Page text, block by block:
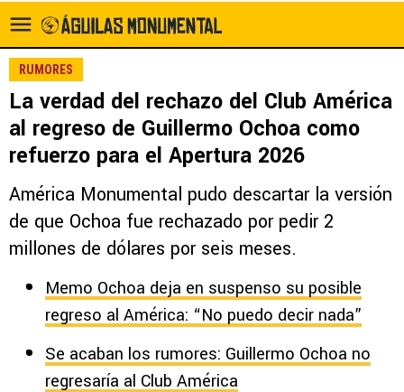
RUMORES
La verdad del rechazo del Club América
al regreso de Guillermo Ochoa como
refuerzo para el Apertura 2026
América Monumental pudo descartar la versión
de que Ochoa fue rechazado por pedir 2
millones de dólares por seis meses.
Memo Ochoa deja en suspenso su posible
regreso al América: “No puedo decir nada”
Se acaban los rumores: Guillermo Ochoa no
regresaría al Club América